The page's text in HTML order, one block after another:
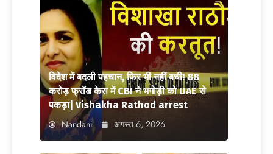
विदेश में बदली पहचान, फिर भी नहीं बची! 88
करोड़ फ्रॉड केस में CBI ने भगोड़ी को UAE से
पकड़ा| Vishakha Rathod arrest
Nandani अगस्त 6, 2026